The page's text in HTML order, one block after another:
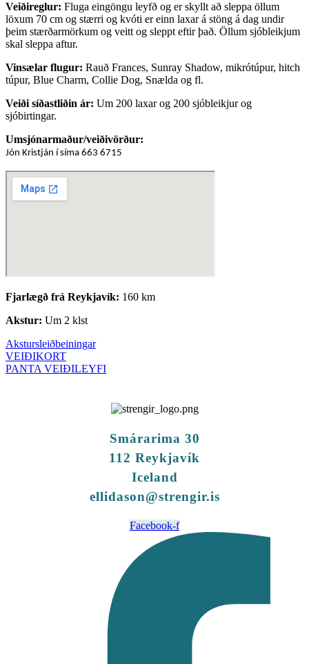
Veiðireglur: Fluga eingöngu leyfð og er skyllt að sleppa öllum
löxum 70 cm og stærri og kvóti er einn laxar á stöng á dag undir
þeim stærðarmörkum og veitt og sleppt eftir það. Öllum sjóbleikjum
skal sleppa aftur.
Vinsælar flugur: Rauð Frances, Sunray Shadow, mikrótúpur, hitch
túpur, Blue Charm, Collie Dog, Snælda og fl.
Veiði síðastliðin ár: Um 200 laxar og 200 sjóbleikjur og
sjóbirtingar.
Umsjónarmaður/veiðivörður:
Jón Kristján í síma 663 6715
Fjarlægð frá Reykjavík: 160 km
Akstur: Um 2 klst
Akstursleiðbeiningar
VEIÐIKORT
PANTA VEIÐILEYFI
Smárarima 30
112 Reykjavík
Iceland
ellidason@strengir.is
Facebook-f